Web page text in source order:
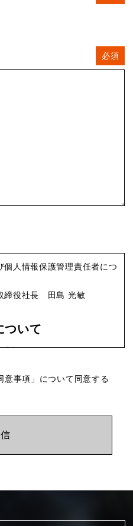
必須
人情報保護管理責任者につ
締役社長 田島 光敏
ついて
想をいただくため
の発送のため
意事項」について同意する